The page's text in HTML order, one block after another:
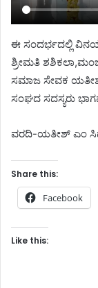
ಈ ಸಂದರ್ಭದಲ್ಲಿ
ಶ್ರೀಮತಿ
ಸಮಾಜ ಸೇವಕ
ಸಂಘದ ಸದಸ್ಯರು
ವರದಿ-ಯತೀಶ್ ಎಂ
Share this:
Facebook
Like this: